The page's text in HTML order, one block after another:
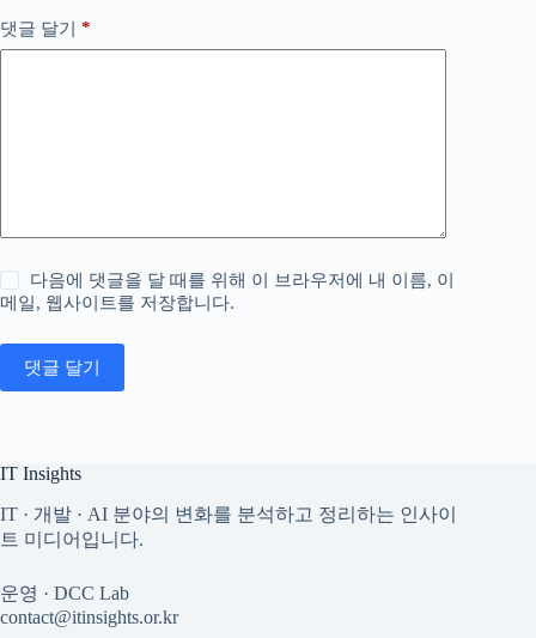
댓글 달기 *
다음에 댓글을 달 때를 위해 이 브라우저에 내 이름, 이
메일, 웹사이트를 저장합니다.
댓글 달기
IT Insights
IT · 개발 · AI 분야의 변화를 분석하고 정리하는 인사이
트 미디어입니다.
운영 · DCC Lab
contact@itinsights.or.kr